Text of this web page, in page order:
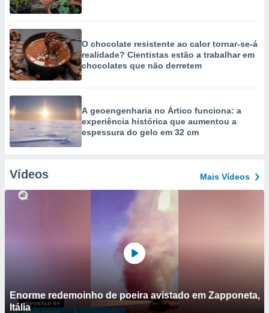
O chocolate resistente ao calor tornar-se-á
realidade? Cientistas estão a trabalhar em
chocolates que não derretem
A geoengenharia no Ártico funciona: a
experiência histórica que aumentou a
espessura do gelo em 32 cm
Vídeos Mais Vídeos
Enorme redemoinho de poeira avistado em Zapponeta,
Itália